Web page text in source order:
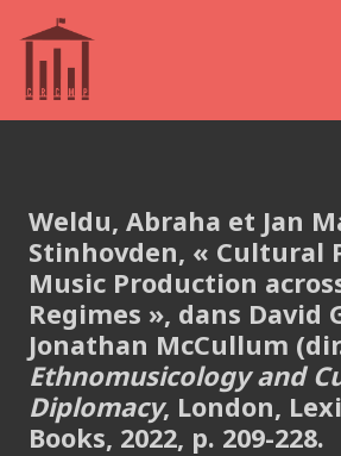
Weldu, Abraha et Jan
Stinhovden, « Cultural
Music Production
Regimes », dans David
Jonathan McCullum
Ethnomusicology and
Diplomacy, London,
Books, 2022, p. 209-228.